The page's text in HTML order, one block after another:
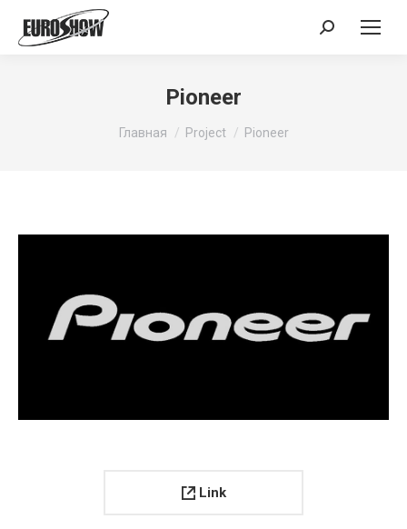
Поиск:
Pioneer
Вы здесь:
Главная Project Pioneer
Link